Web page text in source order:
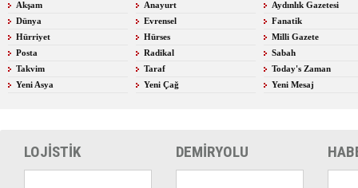
HAVAŞ
'Jet uçak'
Akşam Anayurt
Aydınlık Gazetesi
Dünya
Evrensel
Fanatik
Hürriyet
Hürses
Milli Gazete
Posta
Radikal
Sabah
Takvim
Taraf
Today's Zaman
Yeni Asya
Yeni Çağ Yeni Mesaj
LOJİSTİK DEMİRYOLU